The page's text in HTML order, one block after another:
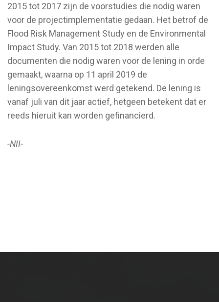
2015 tot 2017 zijn de voorstudies die nodig waren
voor de projectimplementatie gedaan. Het betrof de
Flood Risk Management Study en de Environmental
Impact Study. Van 2015 tot 2018 werden alle
documenten die nodig waren voor de lening in orde
gemaakt, waarna op 11 april 2019 de
leningsovereenkomst werd getekend. De lening is
vanaf juli van dit jaar actief, hetgeen betekent dat er
reeds hieruit kan worden gefinancierd.
-NII-